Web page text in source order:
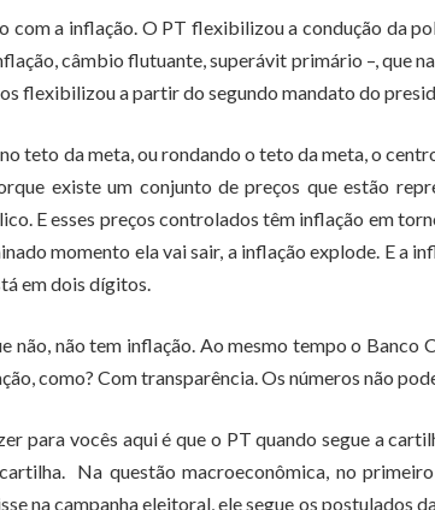
com a inflação. O PT flexibilizou a condução da
câmbio flutuante, superávit primário –, que
flexibilizou a partir do segundo mandato do
teto da meta, ou rondando o teto da meta, o
existe um conjunto de preços que estão
E esses preços controlados têm inflação em
momento ela vai sair, a inflação explode. E a
em dois dígitos.
não, não tem inflação. Ao mesmo tempo o Banco
como? Com transparência. Os números não
para vocês aqui é que o PT quando segue a
Na questão macroeconômica, no
na campanha eleitoral, ele segue os postulados